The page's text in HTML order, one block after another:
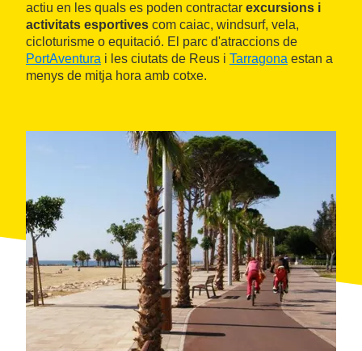
actiu en les quals es poden contractar excursions i
activitats esportives com caiac, windsurf, vela,
cicloturisme o equitació. El parc d'atraccions de
PortAventura i les ciutats de Reus i Tarragona estan a
menys de mitja hora amb cotxe.